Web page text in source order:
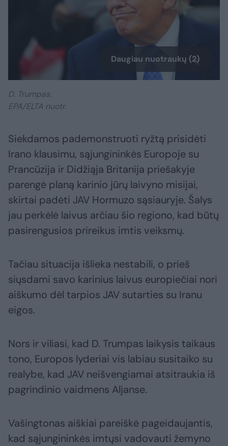
Daugiau nuotraukų (2)
D. Trumpas.
EPA/ELTA nuotr.
Siekdamos pademonstruoti ryžtą prisidėti
Irano klausimu, sąjungininkės Europoje su
Prancūzija ir Didžiąja Britanija priešakyje
parengė planą karinio jūrų laivyno misijai,
skirtai padėti JAV Hormuzo sąsiauryje. Šalys
jau perkėlė laivus arčiau šio regiono, kad būtų
pasirengusios prireikus imtis veiksmų.
Tačiau situacija išlieka nestabili, o prieš
siųsdami savo karinius laivus europiečiai nori
aiškumo dėl tarpios JAV sutarties su Iranu
eigos.
Nors ir viliasi, kad D. Trumpas laikysis taikaus
tono, Europos lyderiai vis labiau susitaiko su
realybe, kad JAV neišvengiamai atsitraukia iš
pagrindinio vaidmens Aljanse.
Vašingtonas aiškiai pareiškė pageidaujantis,
kad sąjungininkės imtųsi vadovauti žemyno